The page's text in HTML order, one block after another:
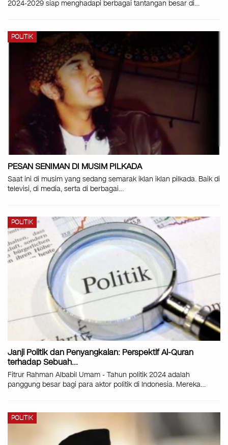
2024-2029 siap menghadapi berbagai tantangan besar di…
POLITIK
PESAN SENIMAN DI MUSIM PILKADA
Saat ini di musim yang sedang semarak iklan iklan pilkada. Baik di
televisi, di media, serta di berbagai…
POLITIK
Janji Politik dan Penyangkalan: Perspektif Al-Quran
terhadap Sebuah…
Fitrur Rahman Albabil Umam - Tahun politik 2024 adalah
panggung besar bagi para aktor politik di Indonesia. Mereka…
POLITIK